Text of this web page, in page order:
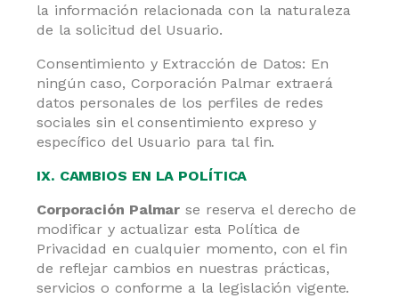
la información relacionada con la naturaleza
de la solicitud del Usuario.
Consentimiento y Extracción de Datos: En
ningún caso, Corporación Palmar extraerá
datos personales de los perfiles de redes
sociales sin el consentimiento expreso y
específico del Usuario para tal fin.
IX. CAMBIOS EN LA POLÍTICA
Corporación Palmar se reserva el derecho de
modificar y actualizar esta Política de
Privacidad en cualquier momento, con el fin
de reflejar cambios en nuestras prácticas,
servicios o conforme a la legislación vigente.